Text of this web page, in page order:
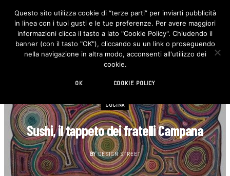
F
c
e
b
o
I
n
s
t
CUCINA
Sushi, il tappeto dei fratelli Campana
BY DESIGN STREET
Questo sito utilizza cookie di “terze parti” per inviarti pubblicità
in linea con i tuoi gusti e le tue preferenze. Per avere maggiori
informazioni clicca il tasto a lato "Cookie Policy". Chiudendo il
banner (con il tasto "OK"), cliccando su un link o proseguendo
nella navigazione in altra modo, acconsenti all'utilizzo dei
cookie.
OK COOKIE POLICY